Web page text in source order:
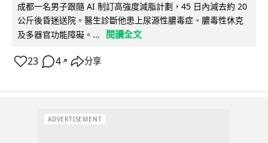
成都一名男子跟隨 AI 制訂高強度減脂計劃，45 日內減去約 20
公斤後昏迷送院。醫生診斷他患上尿源性膿毒症、膿毒性休克
及多器官功能障礙。...
閱讀全文
23 4 ↗ 分享
ADVERTISEMENT